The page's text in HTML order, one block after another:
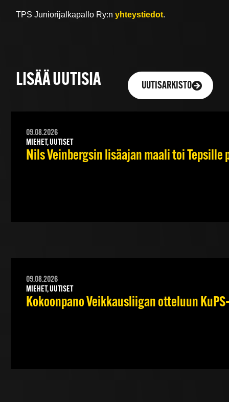
TPS Juniorijalkapallo Ry:nyhteystiedot.
LISÄÄ UUTISIA UUTISARKISTO
09.08.2026
MIEHET, UUTISET
Nils Veinbergsin lisäajan maali toi Tepsille
09.08.2026
MIEHET, UUTISET
Kokoonpano Veikkausliigan otteluun